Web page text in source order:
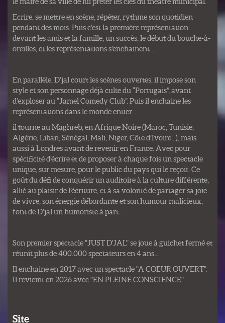
Ecrire, se mettre en scène, répéter, rythme son quotidien
pendant des mois. Puis c’est la première représentation
devant les amis et la famille, un succès, le début du bouche-à-
oreilles, et les représentations s’enchainent…
En parallèle, D’jal court les scènes ouvertes, il impose son
style et son personnage déjà culte du “Portugais”, avant
d’exploser au “Jamel Comedy Club”. Puis il enchaine les
représentations dans le monde entier :
il tourne au Maghreb, en Afrique Noire (Maroc, Tunisie,
Algérie, Liban, Sénégal, Mali, Niger, Côte d’Ivoire...), mais
aussi à Londres avant de revenir en France. Avec pour
spécificité d’écrire et de proposer à chaque fois un spectacle
unique, sur mesure, pour le public du pays qui le reçoit. Ce
goût du défi de conquérir un auditoire à la culture différente,
allié au plaisir de l’écriture, et à sa volonté de partager sa joie
de vivre, son énergie débordante et son humour malicieux,
font de D’jal un humoriste à part...
Son premier spectacle "JUST D'JAL" se joue à guichet fermé et
réunit plus de 400.000 spectateurs en 4 ans...
Il enchaine en 2017 avec un spectacle "A COEUR OUVERT".
Il revieint en 2026 avec "EN PLEINE CONSCIENCE" .
Site